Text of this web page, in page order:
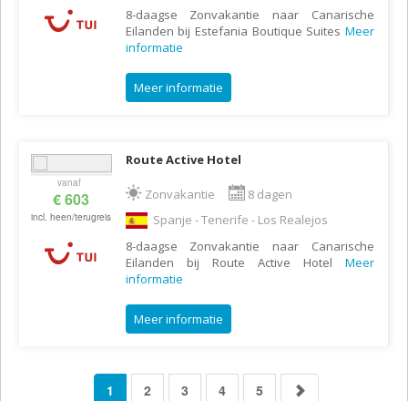
8-daagse Zonvakantie naar Canarische
Eilanden bij Estefania Boutique Suites Meer
informatie
Meer informatie
vanaf
€ 603
incl. heen/terugreis
Route Active Hotel
Zonvakantie
8 dagen
Spanje - Tenerife - Los Realejos
8-daagse Zonvakantie naar Canarische
Eilanden bij Route Active Hotel Meer
informatie
Meer informatie
1 2 3 4 5